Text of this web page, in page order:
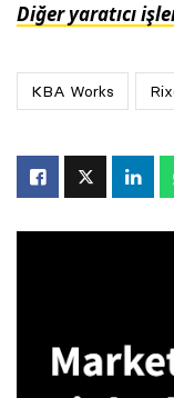
Diğer yaratıcı
KBA Works